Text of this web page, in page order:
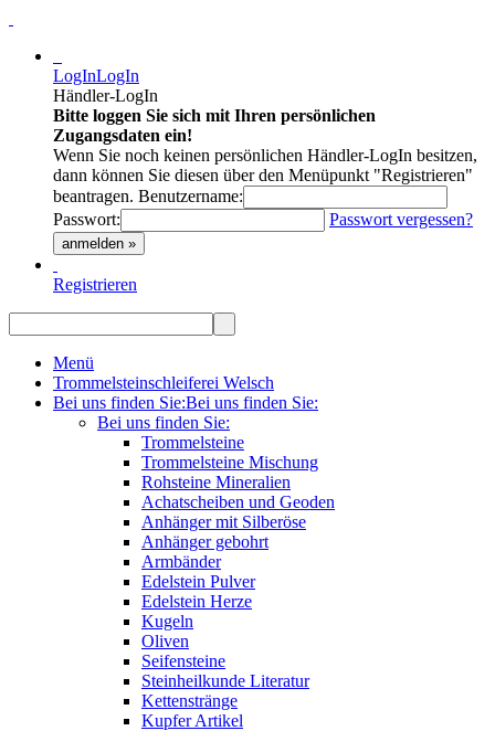
LogInLogIn
Händler-LogIn
Bitte loggen Sie sich mit Ihren persönlichen
Zugangsdaten ein!
Wenn Sie noch keinen persönlichen Händler-LogIn besitzen,
dann können Sie diesen über den Menüpunkt "Registrieren"
beantragen. Benutzername:
Passwort:
Passwort vergessen?
anmelden »
Registrieren
Menü
Trommelsteinschleiferei Welsch
Bei uns finden Sie:Bei uns finden Sie:
Bei uns finden Sie:
Trommelsteine
Trommelsteine Mischung
Rohsteine Mineralien
Achatscheiben und Geoden
Anhänger mit Silberöse
Anhänger gebohrt
Armbänder
Edelstein Pulver
Edelstein Herze
Kugeln
Oliven
Seifensteine
Steinheilkunde Literatur
Kettenstränge
Kupfer Artikel